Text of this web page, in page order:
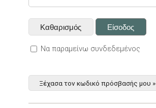
Να παραμείνω συνδεδεμένος
Ξέχασα τον κωδικό πρόσβασής μου »